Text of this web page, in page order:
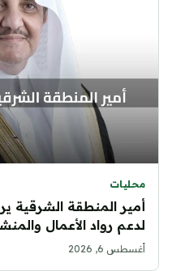
محليات
أمير المنطقة الشرقية
لدعم رواد الأعمال
أغسطس 6, 2026